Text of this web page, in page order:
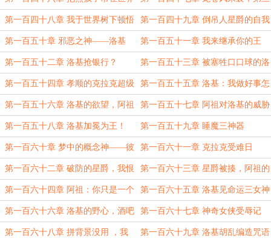
树上面 子降临！
第一百四十八章 我于世界树下顿悟 第一百四十九章 倒吊人星爵的自我
牺牲精神
第一百五十章 邪恶之神——洛基 第一百五十一章 我来继承你的王
位，爸爸
第一百五十二章 洛基抢银行？ 第一百五十三章 被塞牲口口球的洛
基
第一百五十四章 孝顺的克拉克超级
撞击！
第一百五十五章 洛基：我做好事怎
么这么难受？！
第一百五十六章 洛基的欲望，阿祖
的杀心
第一百五十七章 阿祖对洛基的威胁
攻击
第一百五十八章 洛基加冕为王！ 第一百五十九章 睡魔三神器
第一百六十章 梦中的概念神——彼
得！
第一百六十一章 克拉克受难日
第一百六十二章 破防的星爵，我恨
三明治！
第一百六十三章 星爵被揍，阿祖的
怒气
第一百六十四章 阿祖：你只是一个
无能的废物
第一百六十五章 洛基见命运三女神
第一百六十六章 洛基的野心，酒吧
大事件
第一百六十七章 神奇女侠受辱记
第一百六十八章 拼背景没用 ，我 第一百六十九章 洛基胡乱编造咒语